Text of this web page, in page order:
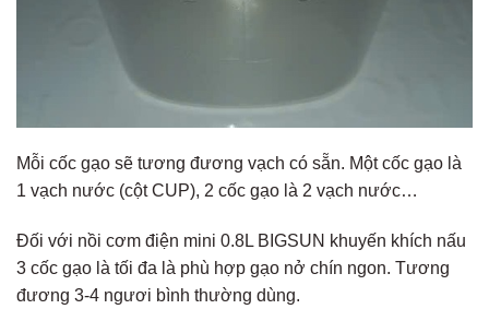
Mỗi cốc gạo sẽ tương đương vạch có sẵn. Một cốc gạo là
1 vạch nước (cột CUP), 2 cốc gạo là 2 vạch nước…
Đối với nồi cơm điện mini 0.8L BIGSUN khuyến khích nấu
3 cốc gạo là tối đa là phù hợp gạo nở chín ngon. Tương
đương 3-4 ngươi bình thường dùng.